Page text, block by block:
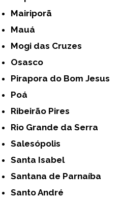
Mairiporã
Mauá
Mogi das Cruzes
Osasco
Pirapora do Bom Jesus
Poá
Ribeirão Pires
Rio Grande da Serra
Salesópolis
Santa Isabel
Santana de Parnaíba
Santo André